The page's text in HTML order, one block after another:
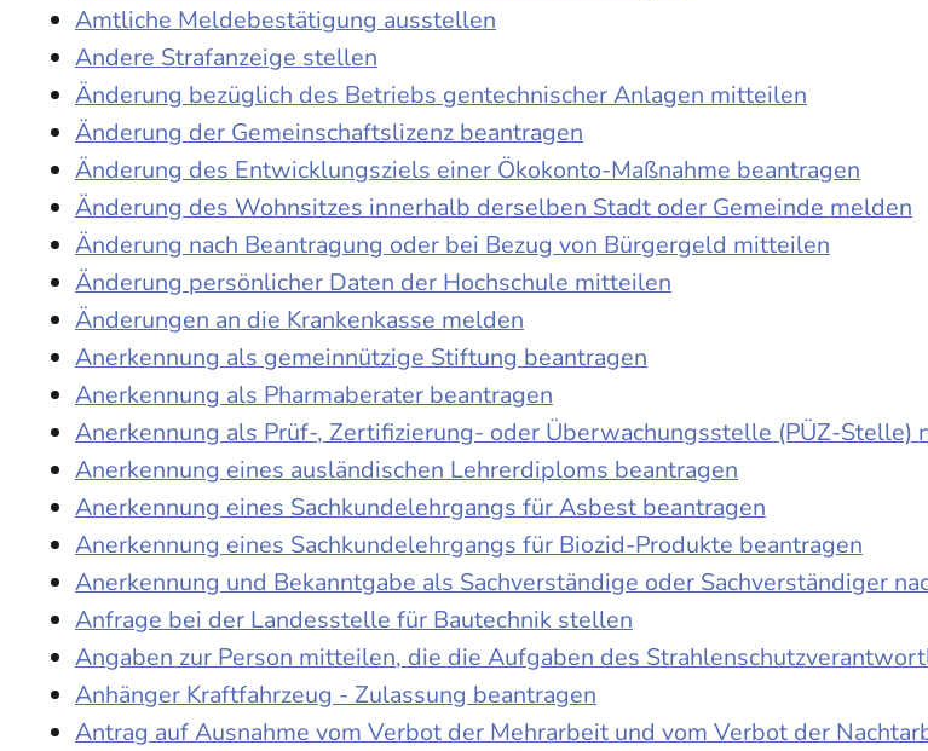
Amtliche Meldebestätigung ausstellen
Andere Strafanzeige stellen
Änderung bezüglich des Betriebs gentechnischer Anlagen mitteilen
Änderung der Gemeinschaftslizenz beantragen
Änderung des Entwicklungsziels einer Ökokonto-Maßnahme beantragen
Änderung des Wohnsitzes innerhalb derselben Stadt oder Gemeinde melden
Änderung nach Beantragung oder bei Bezug von Bürgergeld mitteilen
Änderung persönlicher Daten der Hochschule mitteilen
Änderungen an die Krankenkasse melden
Anerkennung als gemeinnützige Stiftung beantragen
Anerkennung als Pharmaberater beantragen
Anerkennung als Prüf-, Zertifizierung- oder Überwachungsstelle (PÜZ-Stelle)
Anerkennung eines ausländischen Lehrerdiploms beantragen
Anerkennung eines Sachkundelehrgangs für Asbest beantragen
Anerkennung eines Sachkundelehrgangs für Biozid-Produkte beantragen
Anerkennung und Bekanntgabe als Sachverständige oder Sachverständiger
Anfrage bei der Landesstelle für Bautechnik stellen
Angaben zur Person mitteilen, die die Aufgaben des
Anhänger Kraftfahrzeug - Zulassung beantragen
Antrag auf Ausnahme vom Verbot der Mehrarbeit und vom Verbot der